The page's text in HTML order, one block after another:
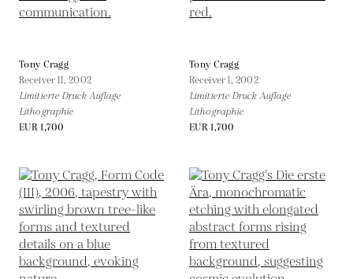
Tony Cragg
Receiver II,2002
Limitierte Druck Auflage
Lithographie
EUR 1,700
Tony Cragg
Receiver I,2002
Limitierte Druck Auflage
Lithographie
EUR 1,700